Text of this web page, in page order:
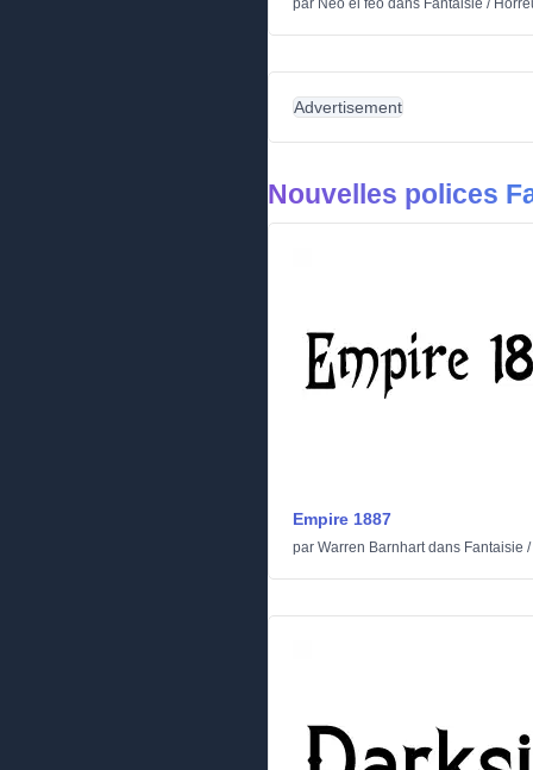
par Neo el feo dans Fantaisie /
Advertisement
Nouvelles polices
Empire 1887
par Warren Barnhartdans Fantaisie /